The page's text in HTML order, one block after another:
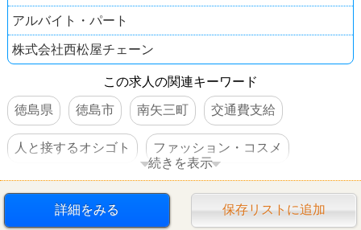
アルバイト・パート
株式会社西松屋チェーン
この求人の関連キーワード
徳島県
徳島市 南矢三町 交通費支給
人と接するオシゴト ファッション・コスメ
西松屋
続きを表示
詳細をみる 保存リストに追加